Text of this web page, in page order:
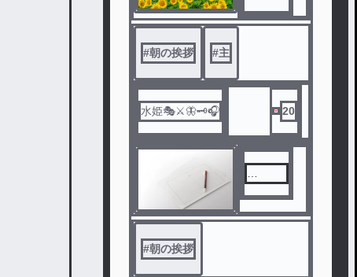
#朝の挨拶 #主
水姫🎭⚔️🦋🗝🎧 20
#朝の挨拶